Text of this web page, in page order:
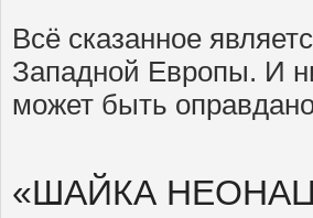
Всё сказанное
Западной Европы. И
может быть
«ШАЙКА